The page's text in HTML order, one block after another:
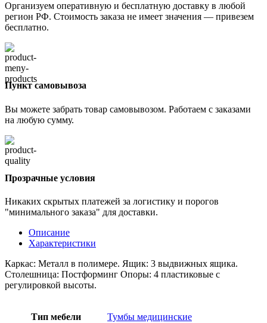
Организуем оперативную и бесплатную доставку в любой
регион РФ. Стоимость заказа не имеет значения — привезем
бесплатно.
Пункт самовывоза
Вы можете забрать товар самовывозом. Работаем с заказами
на любую сумму.
Прозрачные условия
Никаких скрытых платежей за логистику и порогов
"минимального заказа" для доставки.
Описание
Характеристики
Каркас: Металл в полимере. Ящик: 3 выдвижных ящика.
Столешница: Постформинг Опоры: 4 пластиковые с
регулировкой высоты.
Тип мебели Тумбы медицинские